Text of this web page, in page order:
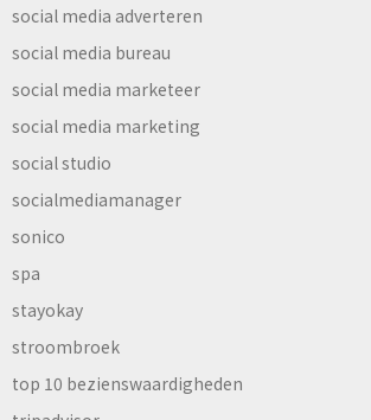
social media adverteren
social media bureau
social media marketeer
social media marketing
social studio
socialmediamanager
sonico
spa
stayokay
stroombroek
top 10 bezienswaardigheden